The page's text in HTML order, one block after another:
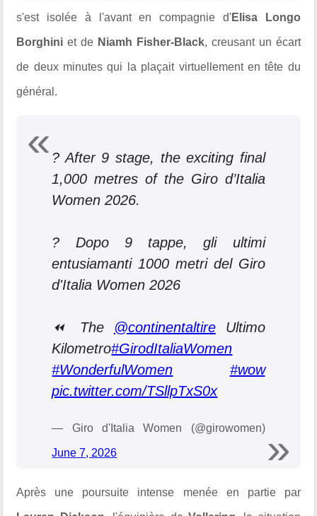
s'est isolée à l'avant en compagnie d'Elisa Longo
Borghini et de Niamh Fisher-Black, creusant un écart
de deux minutes qui la plaçait virtuellement en tête du
général.
? After 9 stage, the exciting final
1,000 metres of the Giro d’Italia
Women 2026.
? Dopo 9 tappe, gli ultimi
entusiamanti 1000 metri del Giro
d'Italia Women 2026
⏪ The @continentaltireUltimo
Kilometro#GirodItaliaWomen
#WonderfulWomen
#wow
pic.twitter.com/TSllpTxS0x
— Giro d'Italia Women (@girowomen)
June 7, 2026
Après une poursuite intense menée en partie par